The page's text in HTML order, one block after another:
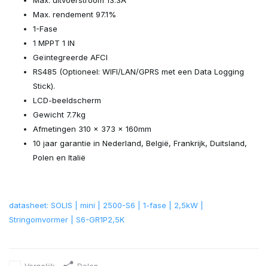
Max. rendement 97.1%
1-Fase
1 MPPT 1 IN
Geïntegreerde AFCI
RS485 (Optioneel: WIFI/LAN/GPRS met een Data Logging
Stick).
LCD-beeldscherm
Gewicht 7.7kg
Afmetingen 310 x 373 x 160mm
10 jaar garantie in Nederland, België, Frankrijk, Duitsland,
Polen en Italië
datasheet: SOLIS | mini | 2500-S6 | 1-fase | 2,5kW |
Stringomvormer | S6-GR1P2,5K